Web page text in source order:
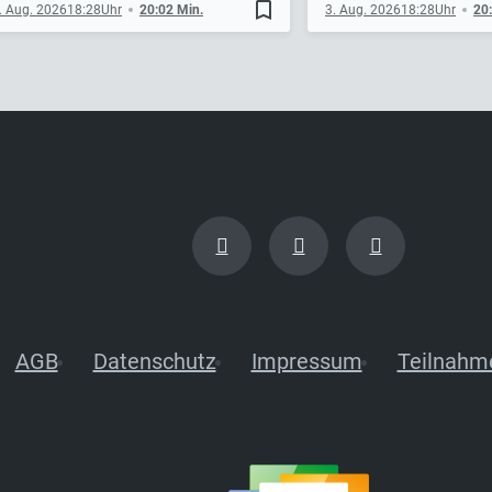
Aug. 202618:28 20:02 Min. bookmark_border 3. Aug. 202618:28
AGB Datenschutz Impressum